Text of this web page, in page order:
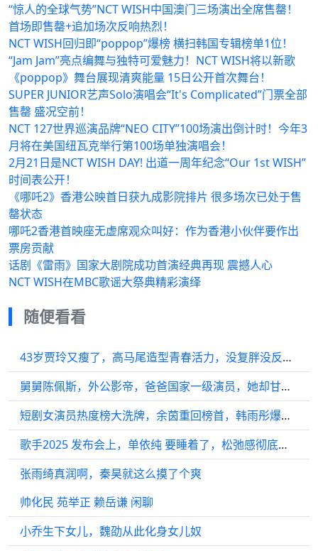
“惊人的全球气势”NCT WISH中国澳门三场演出全席售罄！
首场即售罄+追加场次反响热烈！
NCT WISH回归即“poppop”爆榜 横扫韩国专辑榜单1位！
“Jam Jam”亮点编舞与独特可爱魅力！NCT WISH将以新歌
《poppop》舞台展现清爽能量 15日公开首次舞台！
SUPER JUNIOR艺声Solo演唱会“It's Complicated”门票全部
售罄 盛况空前！
NCT 127世界巡演品牌“NEO CITY”100场演出倒计时！今年3
月将在美国纽瓦克举行第100场单独演唱会！
2月21日是NCT WISH DAY! 出道一周年纪念“Our 1st WISH”
时间表公开！
《哪吒2》香港公映首日获九成影院排片 很多场次已处于售
罄状态
哪吒2香港首映座无虚席观众叫好：作为香港小伙伴要作出
票房贡献
话剧《雷雨》国家大剧院成功首演经典再现 震撼人心
NCT WISH在MBC歌谣大祭典精彩演绎
随便看看
43岁贾玲又瘦了，高马尾造型青春活力，没复胖没反弹反击谣言
舅舅陈佩斯，外公影帝，爸爸国家一级演员，她却甘愿做网红，拒绝成明星
短剧女演员热度榜大洗牌，余茵重回榜首，韩雨彤爆冷跌出前五？
歌手2025 发布会上，单依纯 要睡着了，松弛感彻底拉满
张雨绮真润啊，秦昊就这么摸了个爽
帅化民 苑举正 赖岳谦 闲聊
小乔生下女儿，魏劭从此化身女儿奴